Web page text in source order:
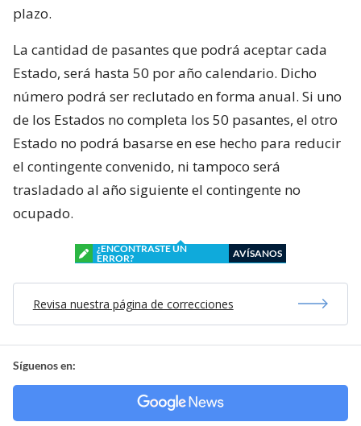
plazo.
La cantidad de pasantes que podrá aceptar cada
Estado, será hasta 50 por año calendario. Dicho
número podrá ser reclutado en forma anual. Si uno
de los Estados no completa los 50 pasantes, el otro
Estado no podrá basarse en ese hecho para reducir
el contingente convenido, ni tampoco será
trasladado al año siguiente el contingente no
ocupado.
¿ENCONTRASTE UN
ERROR?
AVÍSANOS
Revisa nuestra página de correcciones
Síguenos en: